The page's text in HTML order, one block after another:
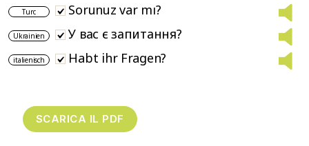
Turc Sorunuz var mı?
Ukrainien У вас є запитання?
italienisch Habt ihr Fragen?